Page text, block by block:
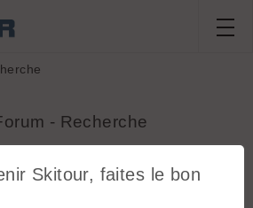
- Recherche
les sujets
Skitour, faites le bon